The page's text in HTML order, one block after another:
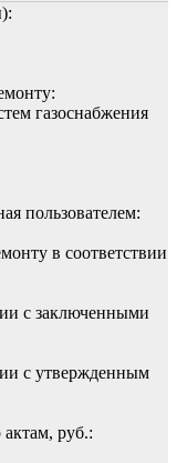
газоснабжения
пользователем:
в соответствии
с заключенными
с утвержденным
руб.: